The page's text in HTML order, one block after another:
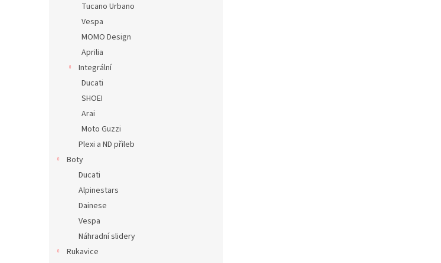
Tucano Urbano
Vespa
MOMO Design
Aprilia
Integrální
Ducati
SHOEI
Arai
Moto Guzzi
Plexi a ND přileb
Boty
Ducati
Alpinestars
Dainese
Vespa
Náhradní slidery
Rukavice